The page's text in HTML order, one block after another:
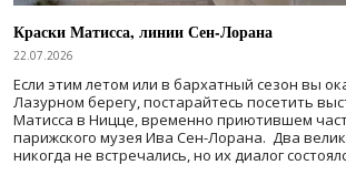
Краски Матисса, линии Сен-Лорана
22.07.2026
Если этим летом или в бархатный сезон вы
Лазурном берегу, постарайтесь посетить
Матисса в Ницце, временно приютившем
парижского музея Ива Сен-Лорана. Два
никогда не встречались, но их диалог